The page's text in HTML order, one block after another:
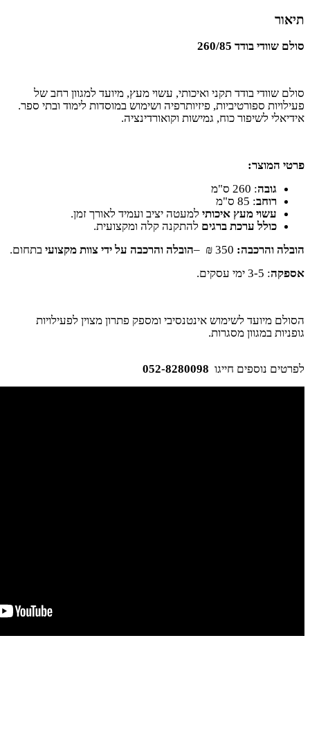
תיאור
סולם שוודי בודד 260/85
סולם שוודי בודד תקני ואיכותי, עשוי מעץ, מיועד למגוון רחב של
פעילויות ספורטיביות, פיזיותרפיה ושימוש במוסדות לימוד ובתי ספר.
אידיאלי לשיפור כוח, גמישות וקואורדינציה.
פרטי המוצר:
גובה260 : ס"מ
רוחב85 : ס"מ
עשוי מעץ איכותי למעטה יציב ועמיד לאורך זמן.
כולל ערכת ברגים להתקנה קלה ומקצועית.
הובלה והרכבה:
350
₪
–הובלה והרכבה על ידי צוות מקצועי בתחום.
אספקה3-5 : ימי עסקים.
הסולם מיועד לשימוש אינטנסיבי ומספק פתרון מצוין לפעילויות
גופניות במגוון מסגרות.
לפרטים נוספים חייגו 052-8280098